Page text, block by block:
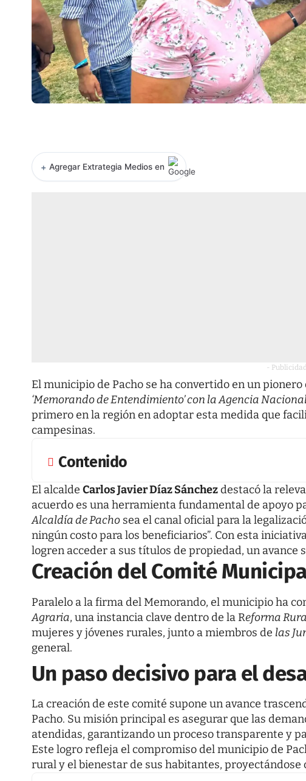
+ Agregar Extrategia Medios en
-
El municipio de Pacho se ha convertido en un
‘Memorando de Entendimiento’ con la Agencia
primero en la región en adoptar esta medida que
campesinas.
Contenido
El alcalde Carlos Javier Díaz Sánchezdestacó la
acuerdo es una herramienta fundamental de apoyo
Alcaldía de Pacho sea el canal oficial para la
ningún costo para los beneficiarios”. Con esta
logren acceder a sus títulos de propiedad, un
Creación del Comité
Paralelo a la firma del Memorando, el municipio ha
Agraria, una instancia clave dentro de la Reforma
mujeres y jóvenes rurales, junto a miembros de las
general.
Un paso decisivo para el
La creación de este comité supone un avance
Pacho. Su misión principal es asegurar que las
atendidas, garantizando un proceso transparente y
Este logro refleja el compromiso del municipio de
rural y el bienestar de sus habitantes, proyectándose